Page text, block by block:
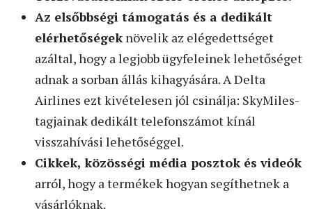
Az elsőbbségi támogatás és a dedikált
elérhetőségeknövelik az elégedettséget
azáltal, hogy a legjobb ügyfeleinek lehetőséget
adnak a sorban állás kihagyására. A Delta
Airlines ezt kivételesen jól csinálja: SkyMiles-
tagjainak dedikált telefonszámot kínál
visszahívási lehetőséggel.
Cikkek, közösségi média posztok és videók
arról, hogy a termékek hogyan segíthetnek a
vásárlóknak.